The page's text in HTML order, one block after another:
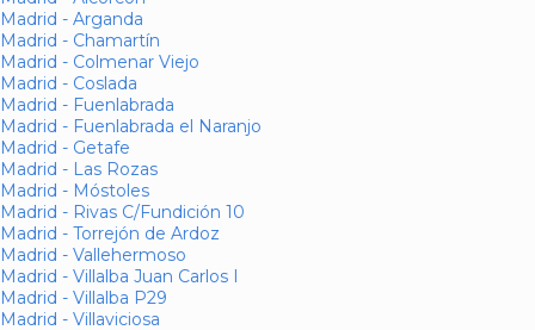
Madrid - Arganda
Madrid - Chamartín
Madrid - Colmenar Viejo
Madrid - Coslada
Madrid - Fuenlabrada
Madrid - Fuenlabrada el Naranjo
Madrid - Getafe
Madrid - Las Rozas
Madrid - Móstoles
Madrid - Rivas C/Fundición 10
Madrid - Torrejón de Ardoz
Madrid - Vallehermoso
Madrid - Villalba Juan Carlos I
Madrid - Villalba P29
Madrid - Villaviciosa